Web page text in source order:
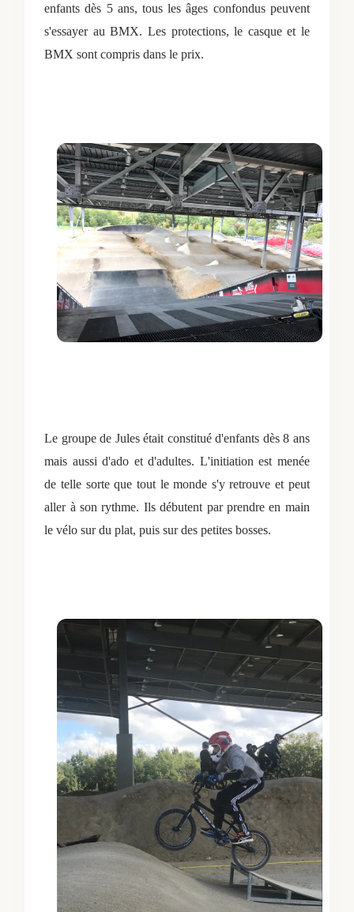
enfants dès 5 ans, tous les âges confondus peuvent
s'essayer au BMX. Les protections, le casque et le
BMX sont compris dans le prix.
Le groupe de Jules était constitué d'enfants dès 8 ans
mais aussi d'ado et d'adultes. L'initiation est menée
de telle sorte que tout le monde s'y retrouve et peut
aller à son rythme. Ils débutent par prendre en main
le vélo sur du plat, puis sur des petites bosses.